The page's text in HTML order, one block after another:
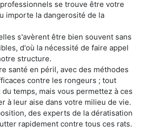
se trouve être votre
importe la dangerosité de la
s'avèrent être bien souvent sans
d'où la nécessité de faire appel
structure.
santé en péril, avec des méthodes
contre les rongeurs ; tout
temps, mais vous permettez à ces
à leur aise dans votre milieu de vie.
des experts de la dératisation
rapidement contre tous ces rats.